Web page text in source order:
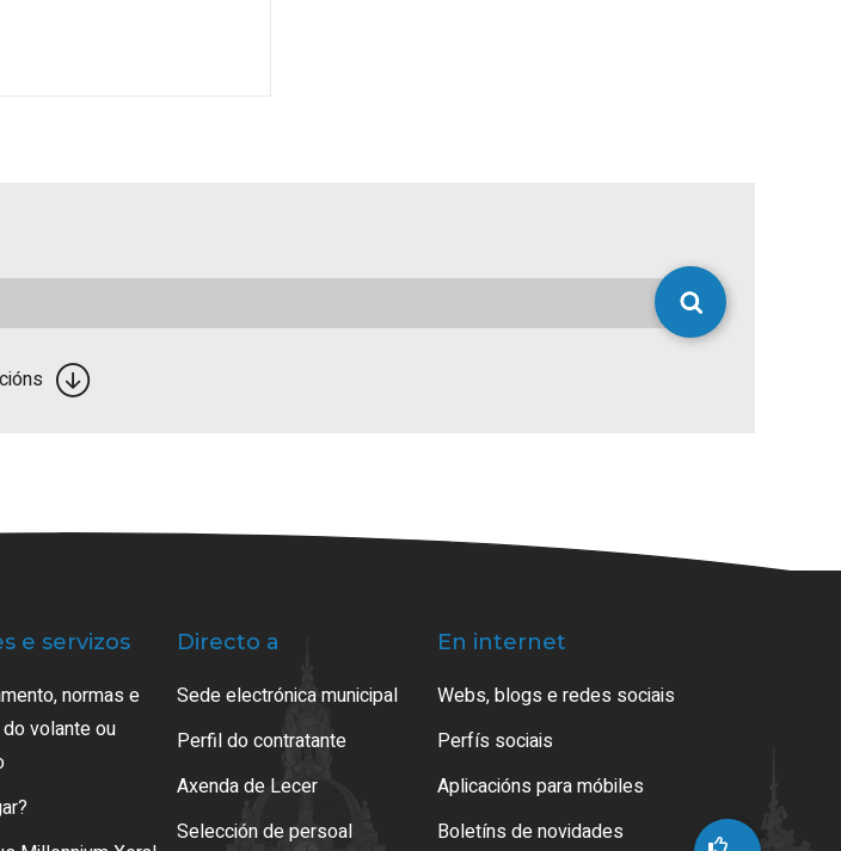
e servizos
normas e
volante ou
Directo a
Sede electrónica municipal
Perfil do contratante
Axenda de Lecer
Selección de persoal
En internet
Webs, blogs e redes sociais
Perfís sociais
Aplicacións para móbiles
Boletíns de novidades